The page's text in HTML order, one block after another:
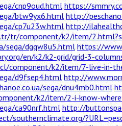
cnp9oud.html https://
btw9yx6.html http://
cp7u23w.html http://
tr/component/k2/item/
sega/dgqw8u5.html https://
en/k2/k2-grid/grid-3-
component/k2/item/7-live-in-
d9fsep4.html http://
sega/dnu4mb0.html
k2/item/2-i-know-
ca90nrf.html http://
southernclimate.org/